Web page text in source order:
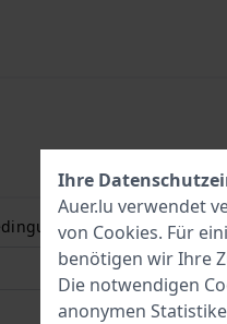
und wie messe
Ihre
Auer.lu verwendet
von Cookies. Für
benötigen wir Ihre
Die notwendigen
anonymen